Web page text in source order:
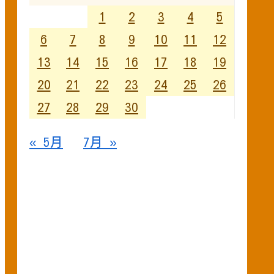
1 2 3 4
5
6
7 8 9 10 11
12
13
14 15 16 17 18
19
20
21 22 23 24 25
26
27
28 29 30
« 5月 7月 »